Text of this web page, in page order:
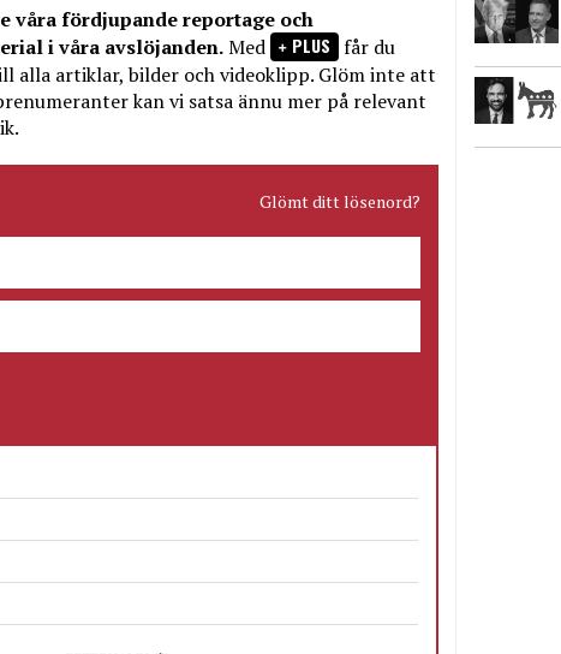
våra fördjupande reportage och
i våra avslöjanden.Med PLUS får du
alla artiklar, bilder och videoklipp. Glöm inte att
kan vi satsa ännu mer på relevant
Glömt ditt lösenord?